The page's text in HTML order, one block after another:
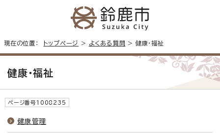
現在の位置： トップページ > よくある質問 > 健康・福祉
健康・福祉
ページ番号1008235
健康管理